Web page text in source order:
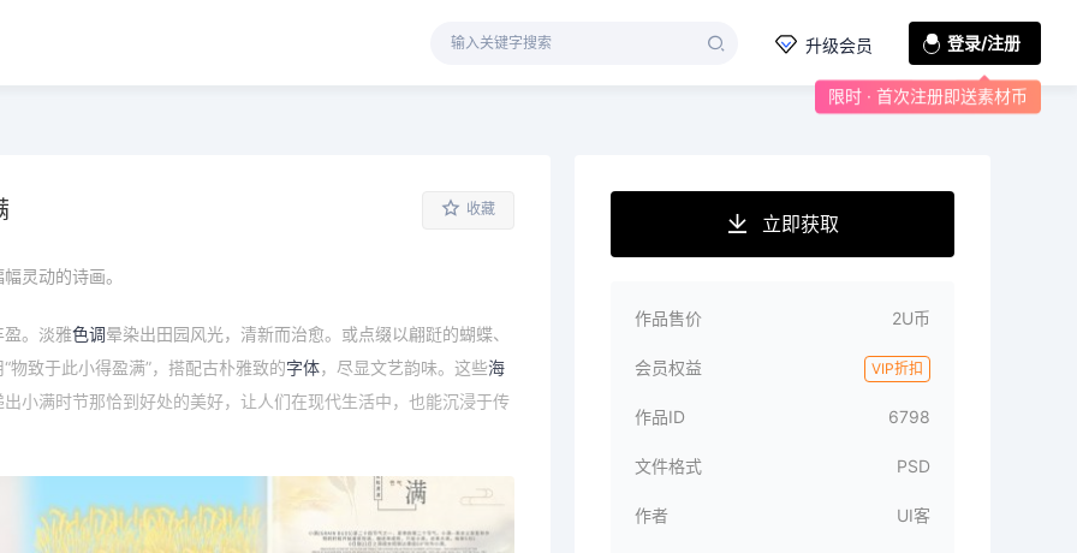
升级会员 登录/注册
限时 · 首次注册即送素材币
收藏
灵动的诗画。
。淡雅色调晕染出田园风光，清新而治愈。或点缀以翩跹的蝴蝶、
致于此小得盈满”，搭配古朴雅致的字体，尽显文艺韵味。这些海
小满时节那恰到好处的美好，让人们在现代生活中，也能沉浸于传
立即获取
作品售价 2U币
会员权益 VIP折扣
作品ID 6798
文件格式 PSD
作者 UI客